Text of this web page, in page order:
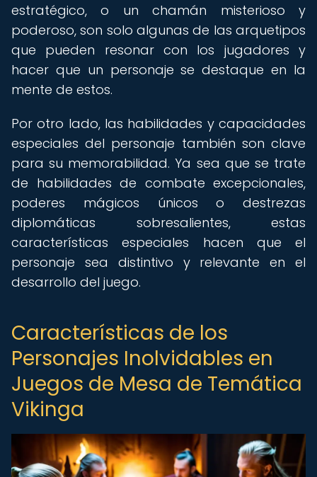
estratégico, o un chamán misterioso y
poderoso, son solo algunas de las arquetipos
que pueden resonar con los jugadores y
hacer que un personaje se destaque en la
mente de estos.
Por otro lado, las habilidades y capacidades
especiales del personaje también son clave
para su memorabilidad. Ya sea que se trate
de habilidades de combate excepcionales,
poderes mágicos únicos o destrezas
diplomáticas sobresalientes, estas
características especiales hacen que el
personaje sea distintivo y relevante en el
desarrollo del juego.
Características de los
Personajes Inolvidables en
Juegos de Mesa de Temática
Vikinga